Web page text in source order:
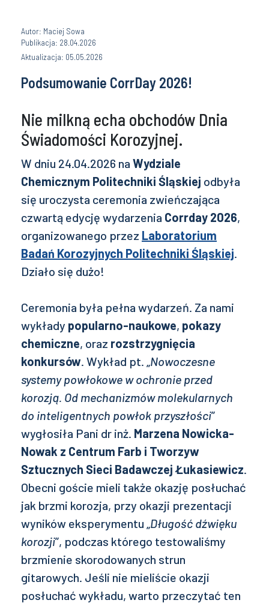
Autor: Maciej Sowa
Publikacja: 28.04.2026
Aktualizacja: 05.05.2026
Podsumowanie CorrDay 2026!
Nie milkną echa obchodów Dnia
Świadomości Korozyjnej.
W dniu 24.04.2026 na Wydziale
Chemicznym Politechniki Śląskiej odbyła
się uroczysta ceremonia zwieńczająca
czwartą edycję wydarzenia Corrday 2026,
organizowanego przez Laboratorium
Badań Korozyjnych Politechniki Śląskiej.
Działo się dużo!
Ceremonia była pełna wydarzeń. Za nami
wykłady popularno-naukowe, pokazy
chemiczne, oraz rozstrzygnięcia
konkursów. Wykład pt. „Nowoczesne
systemy powłokowe w ochronie przed
korozją. Od mechanizmów molekularnych
do inteligentnych powłok przyszłości”
wygłosiła Pani dr inż. Marzena Nowicka-
Nowak z Centrum Farb i Tworzyw
Sztucznych Sieci Badawczej Łukasiewicz.
Obecni goście mieli także okazję posłuchać
jak brzmi korozja, przy okazji prezentacji
wyników eksperymentu „Długość dźwięku
korozji”, podczas którego testowaliśmy
brzmienie skorodowanych strun
gitarowych. Jeśli nie mieliście okazji
posłuchać wykładu, warto przeczytać ten